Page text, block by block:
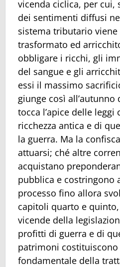
vicenda ciclica, per cui,
dei sentimenti diffusi
sistema tributario
trasformato ed
obbligare i ricchi, gli
del sangue e gli
essi il massimo
giunge così all’autunno
tocca l’apice delle
ricchezza antica e di
la guerra. Ma la
attuarsi; ché altre
acquistano
pubblica e costringono
processo fino allora
capitoli quarto e
vicende della
profitti di guerra e di
patrimoni
fondamentale della